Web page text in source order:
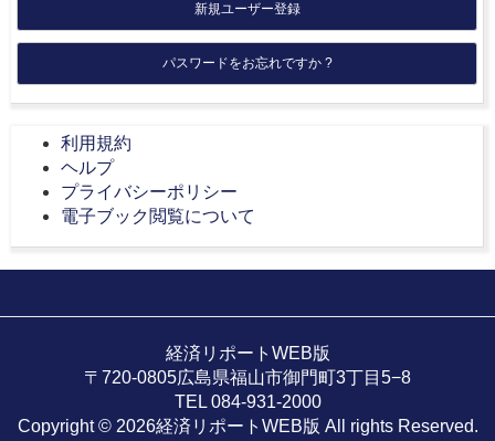
新規ユーザー登録
パスワードをお忘れですか ?
利用規約
ヘルプ
プライバシーポリシー
電子ブック閲覧について
経済リポートWEB版
〒720-0805広島県福山市御門町3丁目5−8
TEL 084-931-2000
Copyright © 2026経済リポートWEB版 All rights Reserved.